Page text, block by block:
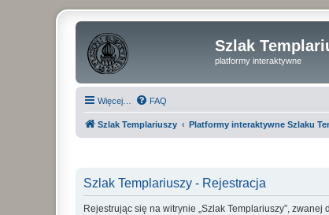
Szlak
platformy interaktywne
Więcej… FAQ
Szlak Templariuszy Platformy interaktywne Szlaku
Szlak Templariuszy - Rejestracja
Rejestrując się na witrynie „Szlak Templariuszy”, zwanej